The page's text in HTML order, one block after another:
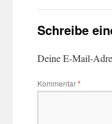
Schreibe
Deine E-Mail-
Kommentar*